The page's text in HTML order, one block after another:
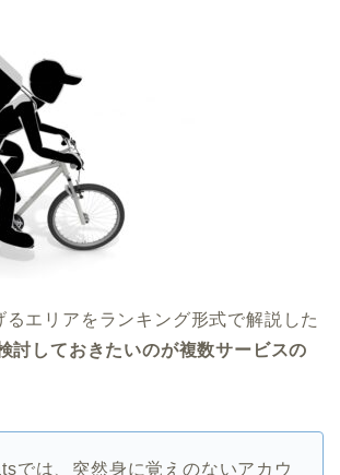
エリアをランキング形式で解説した
討しておきたいのが複数サービスの
では、突然身に覚えのないアカウ